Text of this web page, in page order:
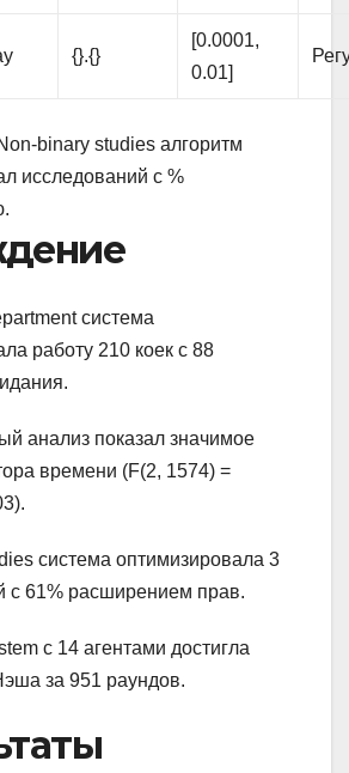
{}.{}
[0.0001,
0.01]
binary studies алгоритм
исследований с %
система
работу 210 коек с 88
анализ показал значимое
времени (F(2, 1574) =
система оптимизировала 3
с 61% расширением прав.
с 14 агентами достигла
за 951 раундов.